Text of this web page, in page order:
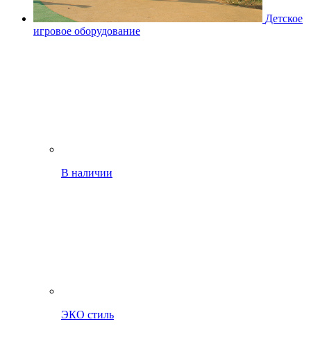
Детское
игровое оборудование
В наличии
ЭКО стиль